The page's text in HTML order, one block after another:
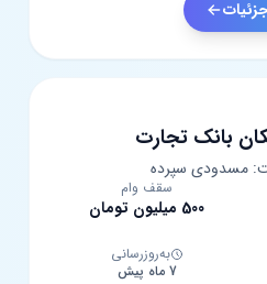
بانک تجارت
مسدودی سپرده
سقف وام
500 میلیون تومان
به‌روزرسانی
7 ماه پیش